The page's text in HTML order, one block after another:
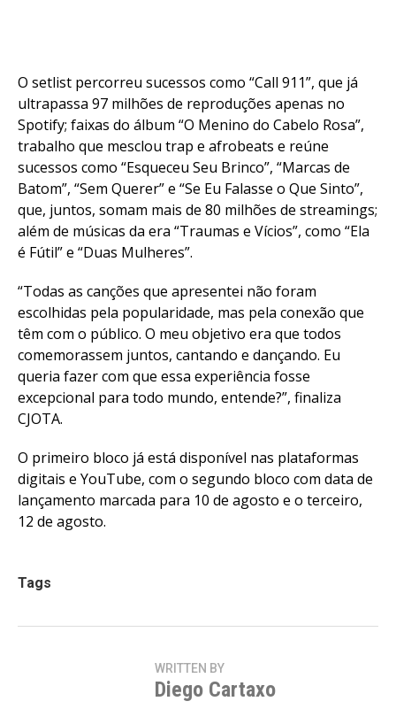
O setlist percorreu sucessos como “Call 911”, que já
ultrapassa 97 milhões de reproduções apenas no
Spotify; faixas do álbum “O Menino do Cabelo Rosa”,
trabalho que mesclou trap e afrobeats e reúne
sucessos como “Esqueceu Seu Brinco”, “Marcas de
Batom”, “Sem Querer” e “Se Eu Falasse o Que Sinto”,
que, juntos, somam mais de 80 milhões de streamings;
além de músicas da era “Traumas e Vícios”, como “Ela
é Fútil” e “Duas Mulheres”.
“Todas as canções que apresentei não foram
escolhidas pela popularidade, mas pela conexão que
têm com o público. O meu objetivo era que todos
comemorassem juntos, cantando e dançando. Eu
queria fazer com que essa experiência fosse
excepcional para todo mundo, entende?”, finaliza
CJOTA.
O primeiro bloco já está disponível nas plataformas
digitais e YouTube, com o segundo bloco com data de
lançamento marcada para 10 de agosto e o terceiro,
12 de agosto.
Tags
WRITTEN BY
Diego Cartaxo